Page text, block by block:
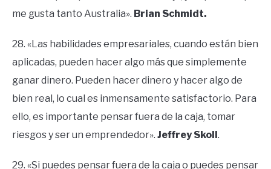
me gusta tanto Australia». Brian Schmidt.
28. «Las habilidades empresariales, cuando están bien
aplicadas, pueden hacer algo más que simplemente
ganar dinero. Pueden hacer dinero y hacer algo de
bien real, lo cual es inmensamente satisfactorio. Para
ello, es importante pensar fuera de la caja, tomar
riesgos y ser un emprendedor». Jeffrey Skoll.
29. «Si puedes pensar fuera de la caja o puedes pensar